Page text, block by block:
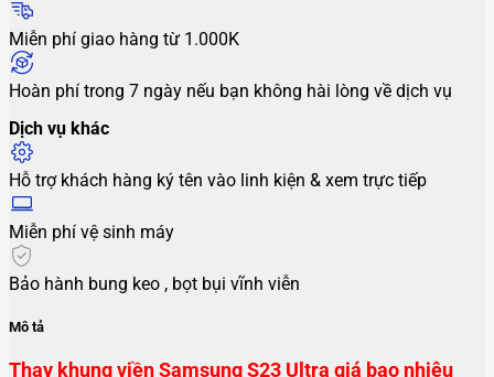
Miễn phí giao hàng từ 1.000K
Hoàn phí trong 7 ngày nếu bạn không hài lòng về dịch vụ
Dịch vụ khác
Hỗ trợ khách hàng ký tên vào linh kiện & xem trực tiếp
Miễn phí vệ sinh máy
Bảo hành bung keo , bọt bụi vĩnh viễn
Mô tả
Thay khung viền Samsung S23 Ultra giá bao nhiêu